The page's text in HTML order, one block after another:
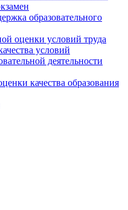
образовательного
оценки условий труда
условий
деятельности
качества образования